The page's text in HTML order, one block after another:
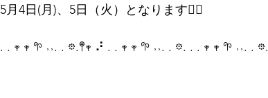
5月4日(月)、5日（火）となります🙇‍♀️
. . 𖥧 𖥧 𖧧 ˒˒. . 𖡼.𖤣𖥧 ⠜ . . 𖥧 𖥧 𖧧 ˒˒. . 𖡼. . . 𖥧 𖥧 𖧧 ˒˒. . 𖡼.